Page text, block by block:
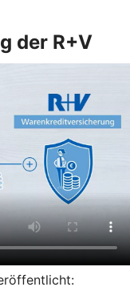
der R+V